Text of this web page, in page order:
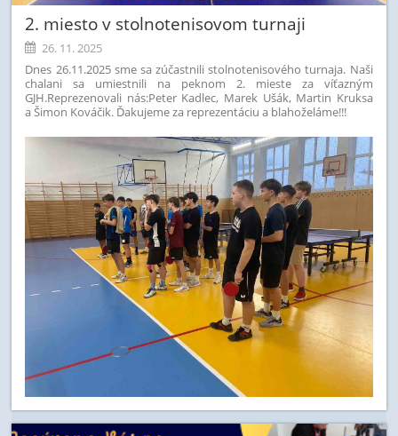
2. miesto v stolnotenisovom turnaji
26. 11. 2025
Dnes 26.11.2025 sme sa zúčastnili stolnotenisového turnaja. Naši
chalani sa umiestnili na peknom 2. mieste za víťazným
GJH.Reprezenovali nás:Peter Kadlec, Marek Ušák, Martin Kruksa
a Šimon Kováčik. Ďakujeme za reprezentáciu a blahoželáme!!!